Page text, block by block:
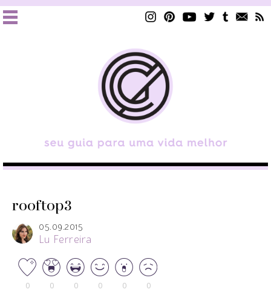
rooftop3
05.09.2015
Lu Ferreira
0 0 0 0 0 0